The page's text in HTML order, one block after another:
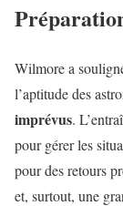
Wilmore a
l’aptitude des
imprévus.
pour gérer les
pour des retours
et, surtout, une